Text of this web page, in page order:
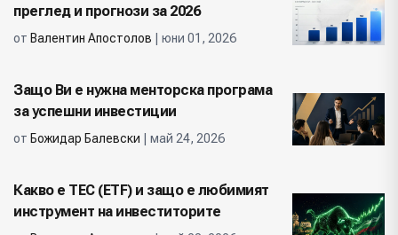
преглед и прогнози за 2026
от Валентин Апостолов | юни 01, 2026
Защо Ви е нужна менторска програма
за успешни инвестиции
от Божидар Балевски | май 24, 2026
Какво е ТЕС (ETF) и защо е любимият
инструмент на инвеститорите